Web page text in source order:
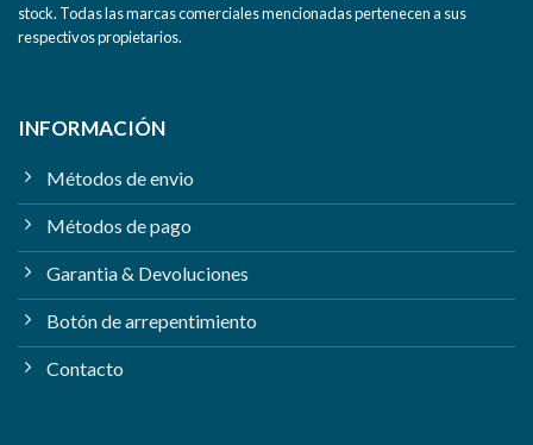
stock. Todas las marcas comerciales mencionadas pertenecen a sus
respectivos propietarios.
INFORMACIÓN
Métodos de envio
Métodos de pago
Garantia & Devoluciones
Botón de arrepentimiento
Contacto